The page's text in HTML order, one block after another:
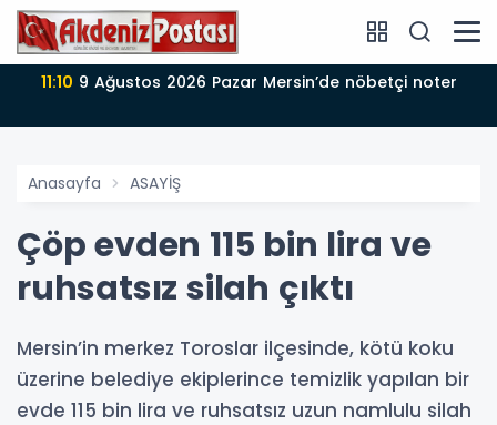
11:10 9 Ağustos 2026 Pazar Mersin’de nöbetçi noter
Anasayfa ASAYİŞ
Çöp evden 115 bin lira ve
ruhsatsız silah çıktı
Mersin’in merkez Toroslar ilçesinde, kötü koku
üzerine belediye ekiplerince temizlik yapılan bir
evde 115 bin lira ve ruhsatsız uzun namlulu silah